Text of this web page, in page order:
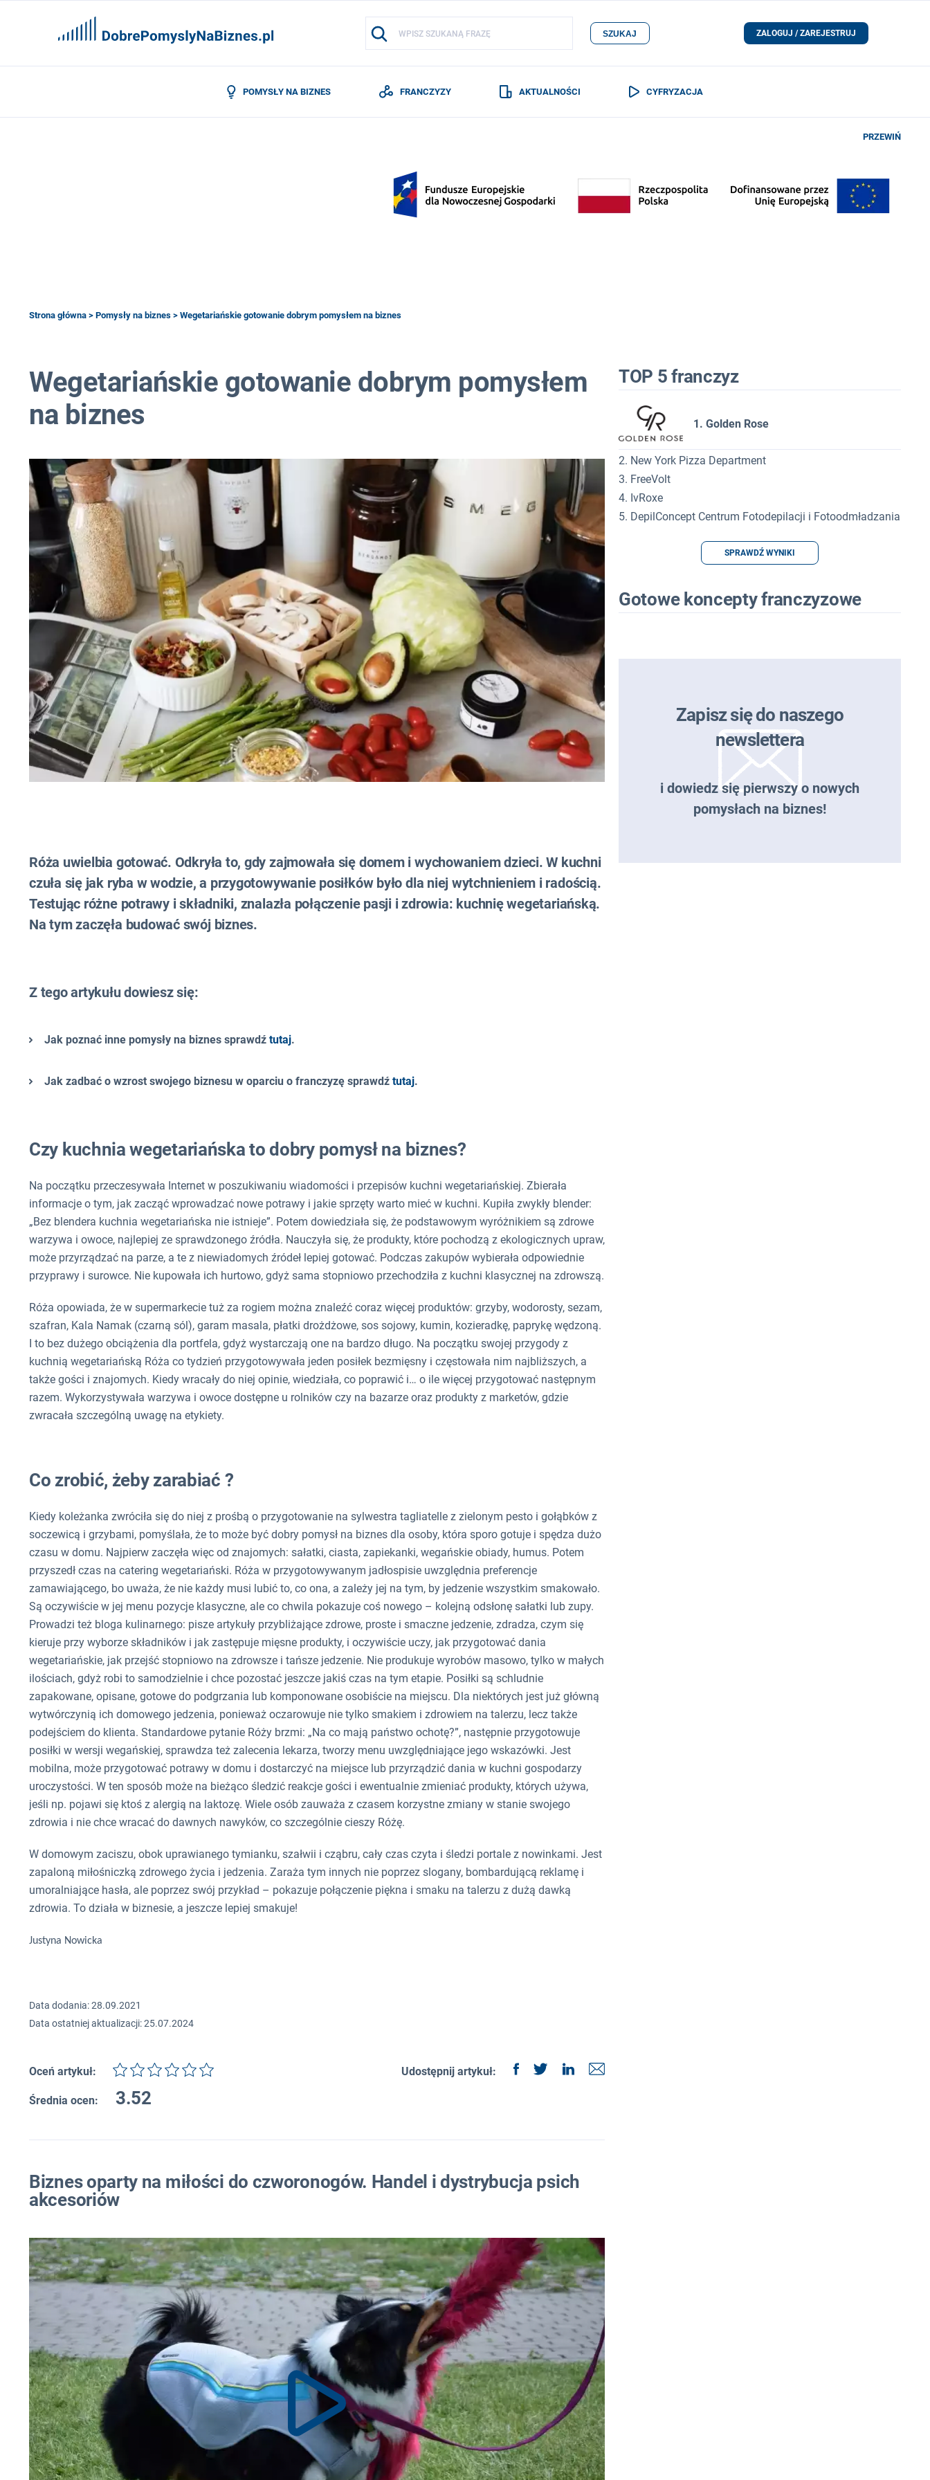
SZUKAJ ZALOGUJ / ZAREJESTRUJ
POMYSŁY NA BIZNES FRANCZYZY AKTUALNOŚCI CYFRYZACJA
PRZEWIŃ
Strona główna > Pomysły na biznes > Wegetariańskie gotowanie dobrym pomysłem na biznes
Wegetariańskie gotowanie dobrym pomysłem
na biznes
Róża uwielbia gotować. Odkryła to, gdy zajmowała się domem i wychowaniem dzieci. W kuchni
czuła się jak ryba w wodzie, a przygotowywanie posiłków było dla niej wytchnieniem i radością.
Testując różne potrawy i składniki, znalazła połączenie pasji i zdrowia: kuchnię wegetariańską.
Na tym zaczęła budować swój biznes.
Z tego artykułu dowiesz się:
Jak poznać inne pomysły na biznes sprawdź tutaj.
Jak zadbać o wzrost swojego biznesu w oparciu o franczyzę sprawdź tutaj.
Czy kuchnia wegetariańska to dobry pomysł na biznes?
Na początku przeczesywała Internet w poszukiwaniu wiadomości i przepisów kuchni wegetariańskiej. Zbierała
informacje o tym, jak zacząć wprowadzać nowe potrawy i jakie sprzęty warto mieć w kuchni. Kupiła zwykły blender:
„Bez blendera kuchnia wegetariańska nie istnieje”. Potem dowiedziała się, że podstawowym wyróżnikiem są zdrowe
warzywa i owoce, najlepiej ze sprawdzonego źródła. Nauczyła się, że produkty, które pochodzą z ekologicznych upraw,
może przyrządzać na parze, a te z niewiadomych źródeł lepiej gotować. Podczas zakupów wybierała odpowiednie
przyprawy i surowce. Nie kupowała ich hurtowo, gdyż sama stopniowo przechodziła z kuchni klasycznej na zdrowszą.
Róża opowiada, że w supermarkecie tuż za rogiem można znaleźć coraz więcej produktów: grzyby, wodorosty, sezam,
szafran, Kala Namak (czarną sól), garam masala, płatki drożdżowe, sos sojowy, kumin, kozieradkę, paprykę wędzoną.
I to bez dużego obciążenia dla portfela, gdyż wystarczają one na bardzo długo. Na początku swojej przygody z
kuchnią wegetariańską Róża co tydzień przygotowywała jeden posiłek bezmięsny i częstowała nim najbliższych, a
także gości i znajomych. Kiedy wracały do niej opinie, wiedziała, co poprawić i… o ile więcej przygotować następnym
razem. Wykorzystywała warzywa i owoce dostępne u rolników czy na bazarze oraz produkty z marketów, gdzie
zwracała szczególną uwagę na etykiety.
Co zrobić, żeby zarabiać ?
Kiedy koleżanka zwróciła się do niej z prośbą o przygotowanie na sylwestra tagliatelle z zielonym pesto i gołąbków z
soczewicą i grzybami, pomyślała, że to może być dobry pomysł na biznes dla osoby, która sporo gotuje i spędza dużo
czasu w domu. Najpierw zaczęła więc od znajomych: sałatki, ciasta, zapiekanki, wegańskie obiady, humus. Potem
przyszedł czas na catering wegetariański. Róża w przygotowywanym jadłospisie uwzględnia preferencje
zamawiającego, bo uważa, że nie każdy musi lubić to, co ona, a zależy jej na tym, by jedzenie wszystkim smakowało.
Są oczywiście w jej menu pozycje klasyczne, ale co chwila pokazuje coś nowego – kolejną odsłonę sałatki lub zupy.
Prowadzi też bloga kulinarnego: pisze artykuły przybliżające zdrowe, proste i smaczne jedzenie, zdradza, czym się
kieruje przy wyborze składników i jak zastępuje mięsne produkty, i oczywiście uczy, jak przygotować dania
wegetariańskie, jak przejść stopniowo na zdrowsze i tańsze jedzenie. Nie produkuje wyrobów masowo, tylko w małych
ilościach, gdyż robi to samodzielnie i chce pozostać jeszcze jakiś czas na tym etapie. Posiłki są schludnie
zapakowane, opisane, gotowe do podgrzania lub komponowane osobiście na miejscu. Dla niektórych jest już główną
wytwórczynią ich domowego jedzenia, ponieważ oczarowuje nie tylko smakiem i zdrowiem na talerzu, lecz także
podejściem do klienta. Standardowe pytanie Róży brzmi: „Na co mają państwo ochotę?”, następnie przygotowuje
posiłki w wersji wegańskiej, sprawdza też zalecenia lekarza, tworzy menu uwzględniające jego wskazówki. Jest
mobilna, może przygotować potrawy w domu i dostarczyć na miejsce lub przyrządzić dania w kuchni gospodarzy
uroczystości. W ten sposób może na bieżąco śledzić reakcje gości i ewentualnie zmieniać produkty, których używa,
jeśli np. pojawi się ktoś z alergią na laktozę. Wiele osób zauważa z czasem korzystne zmiany w stanie swojego
zdrowia i nie chce wracać do dawnych nawyków, co szczególnie cieszy Różę.
W domowym zaciszu, obok uprawianego tymianku, szałwii i cząbru, cały czas czyta i śledzi portale z nowinkami. Jest
zapaloną miłośniczką zdrowego życia i jedzenia. Zaraża tym innych nie poprzez slogany, bombardującą reklamę i
umoralniające hasła, ale poprzez swój przykład – pokazuje połączenie piękna i smaku na talerzu z dużą dawką
zdrowia. To działa w biznesie, a jeszcze lepiej smakuje!
Justyna Nowicka
Data dodania: 28.09.2021
Data ostatniej aktualizacji: 25.07.2024
Oceń artykuł:
Średnia ocen: 3.52
Udostępnij artykuł:
Biznes oparty na miłości do czworonogów. Handel i dystrybucja psich
akcesoriów
TOP 5 franczyz
1. Golden Rose
2. New York Pizza Department
3. FreeVolt
4. IvRoxe
5. DepilConcept Centrum Fotodepilacji i Fotoodmładzania
SPRAWDŹ WYNIKI
Gotowe koncepty franczyzowe
Zapisz się do naszego
newslettera
i dowiedz się pierwszy o nowych
pomysłach na biznes!